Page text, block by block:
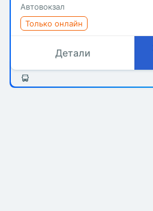
Автовокзал
Только онлайн
Детали